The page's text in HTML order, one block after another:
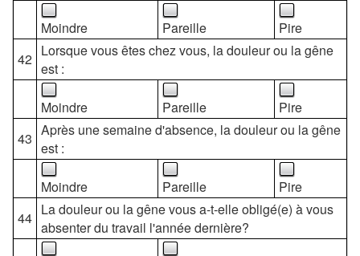
Moindre Pareille
Pire
42 Lorsque vous êtes chez vous, la douleur ou la gêne
est :
Moindre Pareille
Pire
43 Après une semaine d'absence, la douleur ou la gêne
est :
Moindre Pareille
Pire
44 La douleur ou la gêne vous a-t-elle obligé(e) à vous
absenter du travail l'année dernière?